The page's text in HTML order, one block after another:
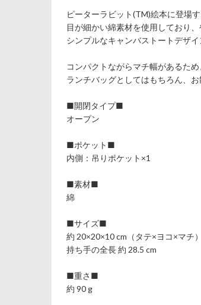
ピーターラビット(TM)絵本に登場
目が細かい綿素材を使用しており
シンプルなキャンバストートデザ
コンパクトながらマチ幅があるた
ランチバッグとしてはもちろん、
■開閉タイプ■
オープン
■ポケット■
内側：吊りポケット×1
■素材■
綿
■サイズ■
約 20×20×10 cm（タテ×ヨコ×マチ）
持ち手の全長 約 28.5 cm
■重さ■
約 90 g